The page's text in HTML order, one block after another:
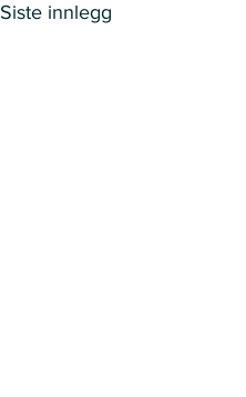
Siste innlegg